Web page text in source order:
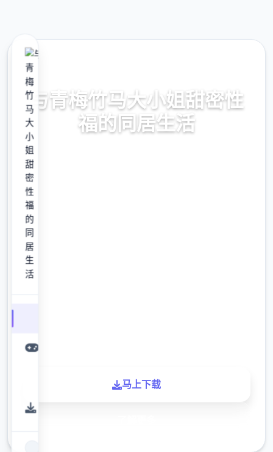
与青梅竹马大小姐甜密性
福的同居生活
【PC/汉式/动态】与青梅竹马巨大迷你姐甜密
马上下载